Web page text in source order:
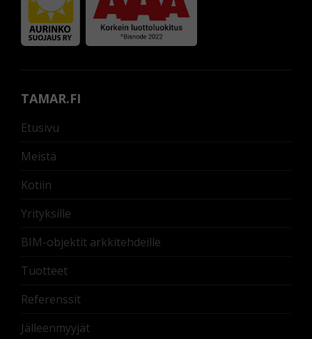
TAMAR.FI
Etusivu
Meistä
Kotiin
Yrityksille
BIM-objektit arkkitehdeille
Tuotteet
Referenssit
Jälleenmyyjät